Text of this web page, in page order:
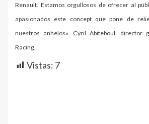
Renault. Estamos orgullosos de ofrecer al
apasionados este concept que pone de
nuestros anhelos». Cyril Abiteboul, director
Racing.
Vistas: 7